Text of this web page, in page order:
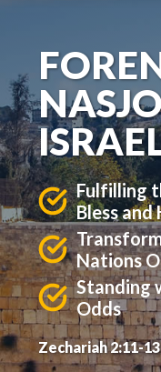
Fulfilling
Bless and
Nations
Standing
Odds
Zechariah 2:11-13